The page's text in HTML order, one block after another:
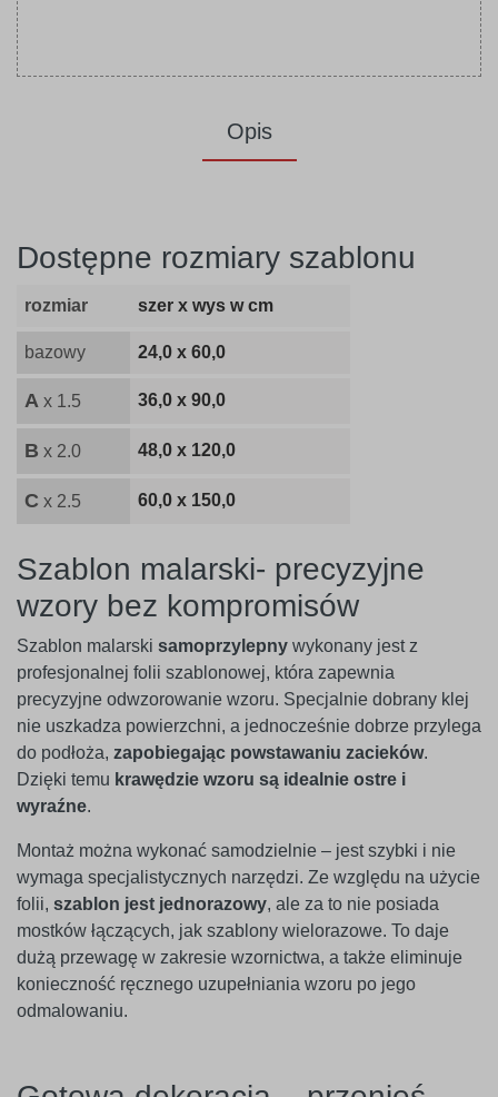
Opis
Dostępne rozmiary szablonu
rozmiar szer x wys w cm
bazowy 24,0 x 60,0
A x 1.5 36,0 x 90,0
B x 2.0 48,0 x 120,0
C x 2.5 60,0 x 150,0
Szablon malarski- precyzyjne
wzory bez kompromisów
Szablon malarski samoprzylepny wykonany jest z
profesjonalnej folii szablonowej, która zapewnia
precyzyjne odwzorowanie wzoru. Specjalnie dobrany klej
nie uszkadza powierzchni, a jednocześnie dobrze przylega
do podłoża, zapobiegając powstawaniu zacieków.
Dzięki temu krawędzie wzoru są idealnie ostre i
wyraźne.
Montaż można wykonać samodzielnie – jest szybki i nie
wymaga specjalistycznych narzędzi. Ze względu na użycie
folii, szablon jest jednorazowy, ale za to nie posiada
mostków łączących, jak szablony wielorazowe. To daje
dużą przewagę w zakresie wzornictwa, a także eliminuje
konieczność ręcznego uzupełniania wzoru po jego
odmalowaniu.